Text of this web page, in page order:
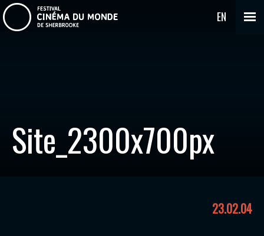
EN
Site_2300x700px
23.02.04